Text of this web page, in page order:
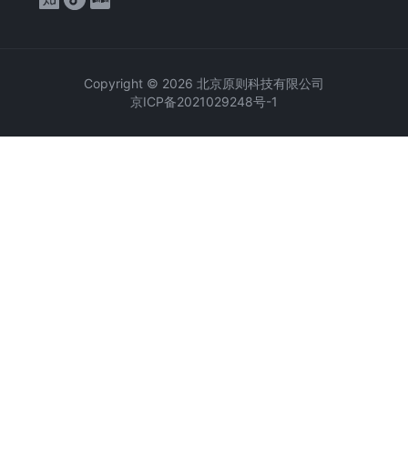
Copyright © 2026 北京原则科技有限公司
京ICP备2021029248号-1